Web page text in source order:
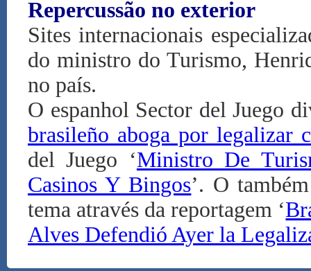
Repercussão no exterior
Sites internacionais
do ministro do Turismo,
no país.
O espanhol Sector del Juego
brasileño aboga por legalizar
del Juego ‘Ministro De
Casinos Y Bingos’. O
tema através da reportagem ‘
Alves Defendió Ayer la